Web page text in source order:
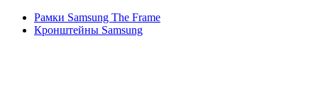
Рамки Samsung The Frame
Кронштейны Samsung